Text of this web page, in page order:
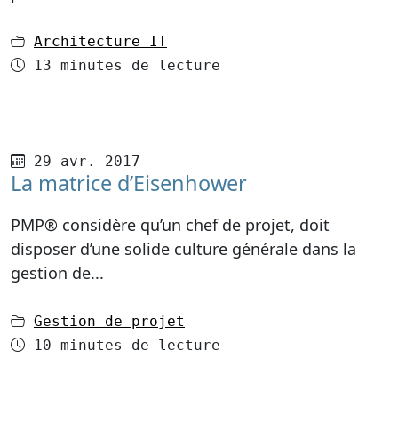
dans
Architecture IT
Temps de lecture
13 minutes de lecture
Publié le
29 avr. 2017
La matrice d’Eisenhower
PMP® considère qu’un chef de projet, doit
disposer d’une solide culture générale dans la
gestion de...
dans
Gestion de projet
Temps de lecture
10 minutes de lecture